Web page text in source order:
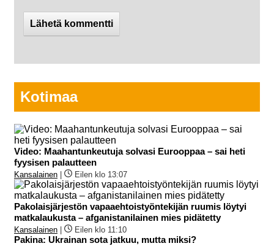
Kotimaa
Video: Maahantunkeutuja solvasi Eurooppaa – sai heti
fyysisen palautteen
Kansalainen | Eilen klo 13:07
Pakolaisjärjestön vapaaehtoistyöntekijän ruumis löytyi
matkalaukusta – afganistanilainen mies pidätetty
Kansalainen | Eilen klo 11:10
Pakina: Ukrainan sota jatkuu, mutta miksi?